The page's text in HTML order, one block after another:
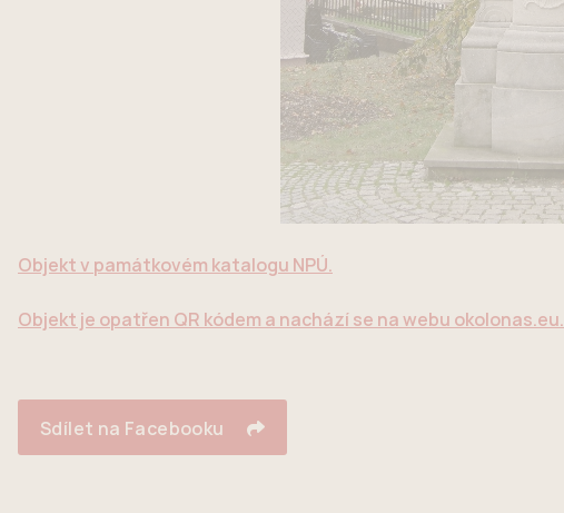
Objekt v památkovém katalogu NPÚ.
Objekt je opatřen QR kódem a nachází se na webu okolonas.eu.
Sdílet na Facebooku